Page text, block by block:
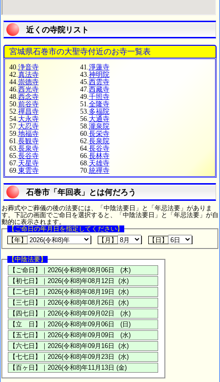
近くの寺院リスト
宮城県石巻市の大聖寺付近のお寺一覧表
40. 浄音寺 41. 淨蓮寺
42. 真法寺 43. 神明院
44. 崇德寺 45. 西雲寺
46. 西光寺 47. 西藏寺
48. 西念寺 49. 千照寺
50. 前谷寺 51. 全隆寺
52. 禪昌寺 53. 多福院
54. 大永寺 56. 大通寺
57. 大忍寺 58. 瀧泉院
59. 地福寺 60. 長栄寺
61. 長観寺 62. 長泉院
63. 長泉寺 64. 長谷寺
65. 長谷寺 66. 長林寺
67. 天星寺 68. 天雄寺
69. 東雲寺 70. 統禪寺
石巻市「年回表」とは何だろう
お葬式やご葬儀の後の法要には、「中陰法要日」と「年忌法要」がありま
す。下記の画面でご命日を選択すると、「中陰法要日」と「年忌法要」が自
動的に表示されます。
【ご命日の年月日を指定してください】
【年】
【月】 【日】
【中陰法要】